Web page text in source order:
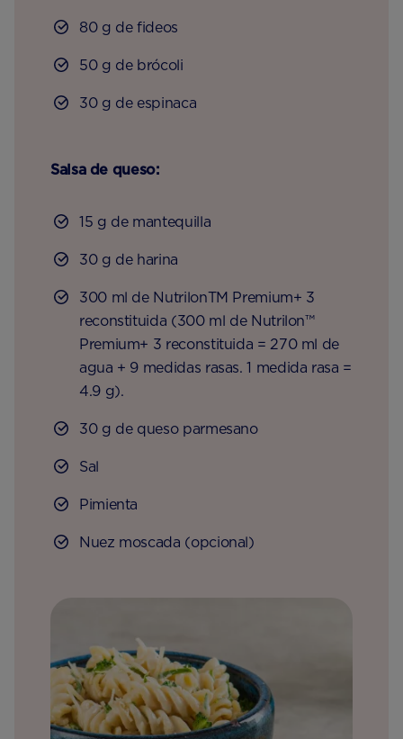
80 g de fideos
50 g de brócoli
30 g de espinaca
Salsa de queso:
15 g de mantequilla
30 g de harina
300 ml de NutrilonTM Premium+ 3
reconstituida (300 ml de Nutrilon™
Premium+ 3 reconstituida = 270 ml de
agua + 9 medidas rasas. 1 medida rasa =
4.9 g).
30 g de queso parmesano
Sal
Pimienta
Nuez moscada (opcional)